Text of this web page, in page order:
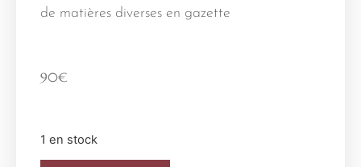
de matières diverses en gazette
90€
1 en stock